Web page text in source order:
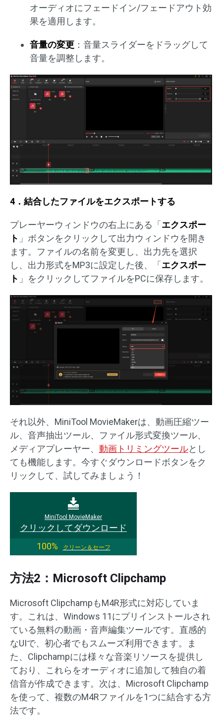
オーディオにフェードイン/フェードアウト効
果を適用します。
音量の変更 ：音量スライダーをドラッグして
音量を調整します。
4．結合したファイルをエクスポートする
プレーヤーウィンドウの右上にある「 エクスポー
ト 」ボタンをクリックして出力ウィンドウを開き
ます。ファイルの名前を変更し、出力先を選択
し、出力形式をMP3に設定した後、「 エクスポー
ト 」をクリックしてファイルをPCに保存します。
それ以外、MiniTool MovieMakerは、動画圧縮ツー
ル、音声抽出ツール、ファイル形式変換ツール、
メディアプレーヤー、 動画トリミングツールとし
ても機能します。今すぐダウンロードボタンをク
リックして、試してみましょう！
MiniTool MovieMaker
クリックしてダウンロード
100%
クリーン＆セーフ
方法2：Microsoft Clipchamp
Microsoft ClipchampもM4R形式に対応していま
す。これは、Windows 11にプリインストールされ
ている無料の動画・音声編集ツールです。直感的
なUIで、初心者でもスムーズ利用できます。ま
た、Clipchampには様々な音楽リソースを提供し
ており、これらをオーディオに追加して独自の着
信音が作成できます。次は、Microsoft Clipchamp
を使って、複数のM4Rファイルを1つに結合する方
法です。